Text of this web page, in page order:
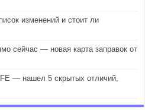
изменений и стоит ли
сейчас — новая карта заправок от
— нашел 5 скрытых отличий,